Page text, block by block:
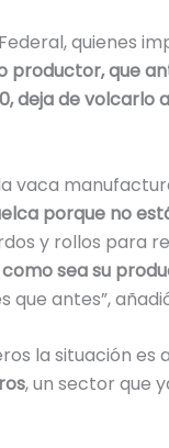
quienes
productor, que
deja de volcarlo
vaca
porque no
y rollos para
sea su
que antes”,
la situación es
, un sector que